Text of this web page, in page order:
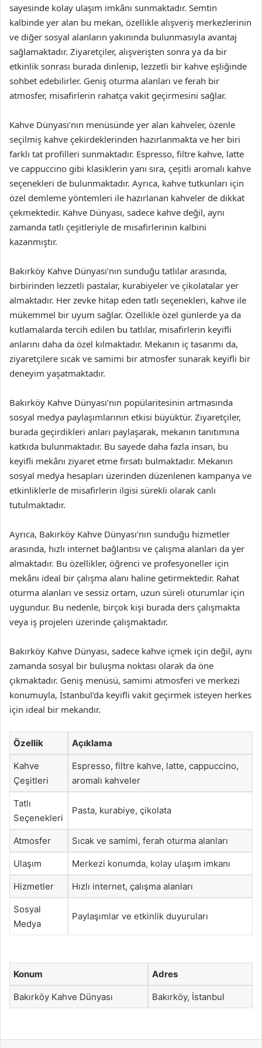
sayesinde kolay ulaşım imkânı sunmaktadır. Semtin
kalbinde yer alan bu mekan, özellikle alışveriş merkezlerinin
ve diğer sosyal alanların yakınında bulunmasıyla avantaj
sağlamaktadır. Ziyaretçiler, alışverişten sonra ya da bir
etkinlik sonrası burada dinlenip, lezzetli bir kahve eşliğinde
sohbet edebilirler. Geniş oturma alanları ve ferah bir
atmosfer, misafirlerin rahatça vakit geçirmesini sağlar.
Kahve Dünyası’nın menüsünde yer alan kahveler, özenle
seçilmiş kahve çekirdeklerinden hazırlanmakta ve her biri
farklı tat profilleri sunmaktadır. Espresso, filtre kahve, latte
ve cappuccino gibi klasiklerin yanı sıra, çeşitli aromalı kahve
seçenekleri de bulunmaktadır. Ayrıca, kahve tutkunları için
özel demleme yöntemleri ile hazırlanan kahveler de dikkat
çekmektedir. Kahve Dünyası, sadece kahve değil, aynı
zamanda tatlı çeşitleriyle de misafirlerinin kalbini
kazanmıştır.
Bakırköy Kahve Dünyası’nın sunduğu tatlılar arasında,
birbirinden lezzetli pastalar, kurabiyeler ve çikolatalar yer
almaktadır. Her zevke hitap eden tatlı seçenekleri, kahve ile
mükemmel bir uyum sağlar. Özellikle özel günlerde ya da
kutlamalarda tercih edilen bu tatlılar, misafirlerin keyifli
anlarını daha da özel kılmaktadır. Mekanın iç tasarımı da,
ziyaretçilere sıcak ve samimi bir atmosfer sunarak keyifli bir
deneyim yaşatmaktadır.
Bakırköy Kahve Dünyası’nın popülaritesinin artmasında
sosyal medya paylaşımlarının etkisi büyüktür. Ziyaretçiler,
burada geçirdikleri anları paylaşarak, mekanın tanıtımına
katkıda bulunmaktadır. Bu sayede daha fazla insan, bu
keyifli mekânı ziyaret etme fırsatı bulmaktadır. Mekanın
sosyal medya hesapları üzerinden düzenlenen kampanya ve
etkinliklerle de misafirlerin ilgisi sürekli olarak canlı
tutulmaktadır.
Ayrıca, Bakırköy Kahve Dünyası’nın sunduğu hizmetler
arasında, hızlı internet bağlantısı ve çalışma alanları da yer
almaktadır. Bu özellikler, öğrenci ve profesyoneller için
mekânı ideal bir çalışma alanı haline getirmektedir. Rahat
oturma alanları ve sessiz ortam, uzun süreli oturumlar için
uygundur. Bu nedenle, birçok kişi burada ders çalışmakta
veya iş projeleri üzerinde çalışmaktadır.
Bakırköy Kahve Dünyası, sadece kahve içmek için değil, aynı
zamanda sosyal bir buluşma noktası olarak da öne
çıkmaktadır. Geniş menüsü, samimi atmosferi ve merkezi
konumuyla, İstanbul’da keyifli vakit geçirmek isteyen herkes
için ideal bir mekandır.
Özellik Açıklama
Kahve
Çeşitleri
Espresso, filtre kahve, latte, cappuccino,
aromalı kahveler
Tatlı
Seçenekleri
Pasta, kurabiye, çikolata
Atmosfer Sıcak ve samimi, ferah oturma alanları
Ulaşım Merkezi konumda, kolay ulaşım imkanı
Hizmetler Hızlı internet, çalışma alanları
Sosyal
Medya
Paylaşımlar ve etkinlik duyuruları
Konum Adres
Bakırköy Kahve Dünyası Bakırköy, İstanbul